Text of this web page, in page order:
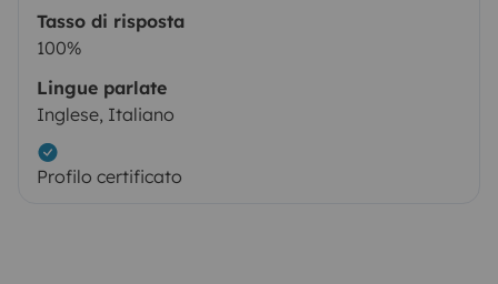
Tasso di risposta
100%
Lingue parlate
Inglese, Italiano
Profilo certificato